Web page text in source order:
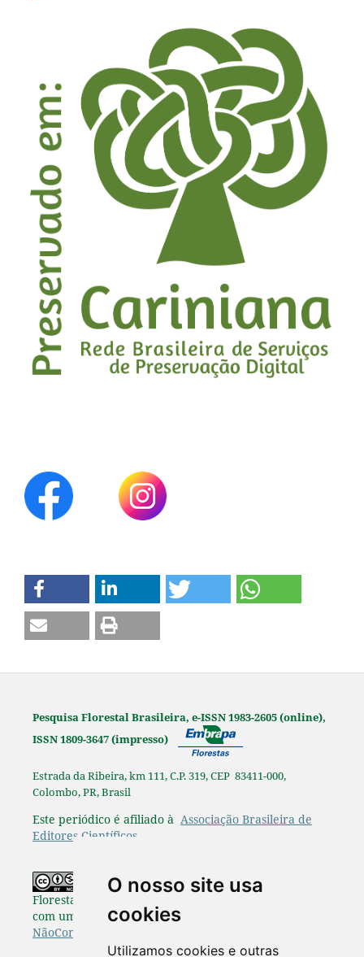
O nosso site usa
cookies
Utilizamos cookies e outras
Pesquisa Florestal Brasileira, e-ISSN 1983-2605 (online),
ISSN 1809-3647 (impresso)
Estrada da Ribeira, km 111, C.P. 319, CEP 83411-000,
Colombo, PR, Brasil
Este periódico é afiliado à Associação Brasileira de
Editores Científicos.
Os originais publicados na Pesquisa
Florestal Brasileira estão disponibilizados de acordo
com uma LicençaCreative Commons Atribuição-
NãoComercial-SemDerivações 4.0 Internacional